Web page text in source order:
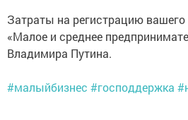
Затраты на регистрацию вашего
«Малое и среднее
Владимира Путина.
#малыйбизнес #господдержка